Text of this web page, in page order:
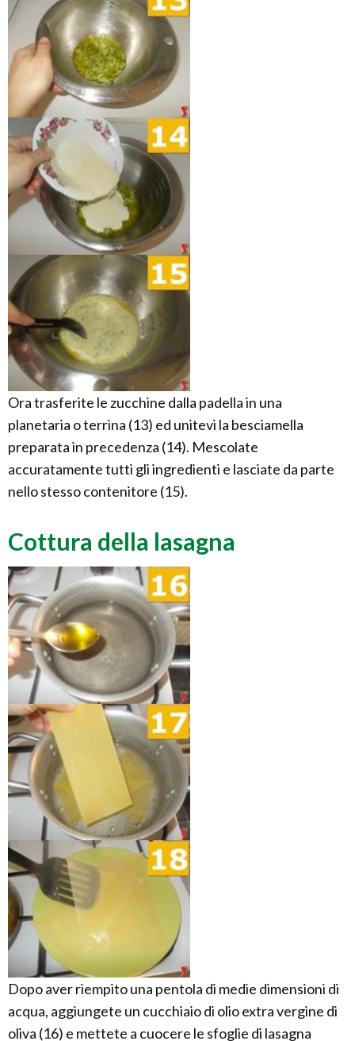
Ora trasferite le zucchine dalla padella in una
planetaria o terrina (13) ed unitevi la besciamella
preparata in precedenza (14). Mescolate
accuratamente tutti gli ingredienti e lasciate da parte
nello stesso contenitore (15).
Cottura della lasagna
Dopo aver riempito una pentola di medie dimensioni di
acqua, aggiungete un cucchiaio di olio extra vergine di
oliva (16) e mettete a cuocere le sfoglie di lasagna